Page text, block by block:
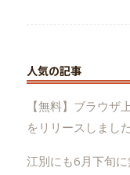
人気の記事
【無料】ブラウザ
をリリースしまし
江別にも6月下旬